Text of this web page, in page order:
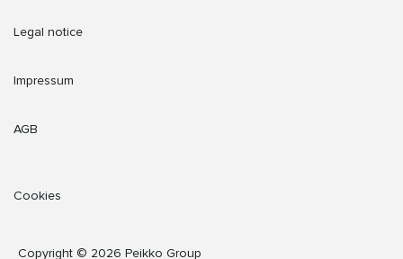
Legal notice
Impressum
AGB
Cookies
Copyright © 2026 Peikko Group